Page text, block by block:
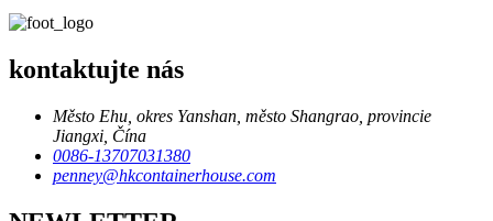
kontaktujte nás
Město Ehu, okres Yanshan, město Shangrao, provincie
Jiangxi, Čína
0086-13707031380
penney@hkcontainerhouse.com